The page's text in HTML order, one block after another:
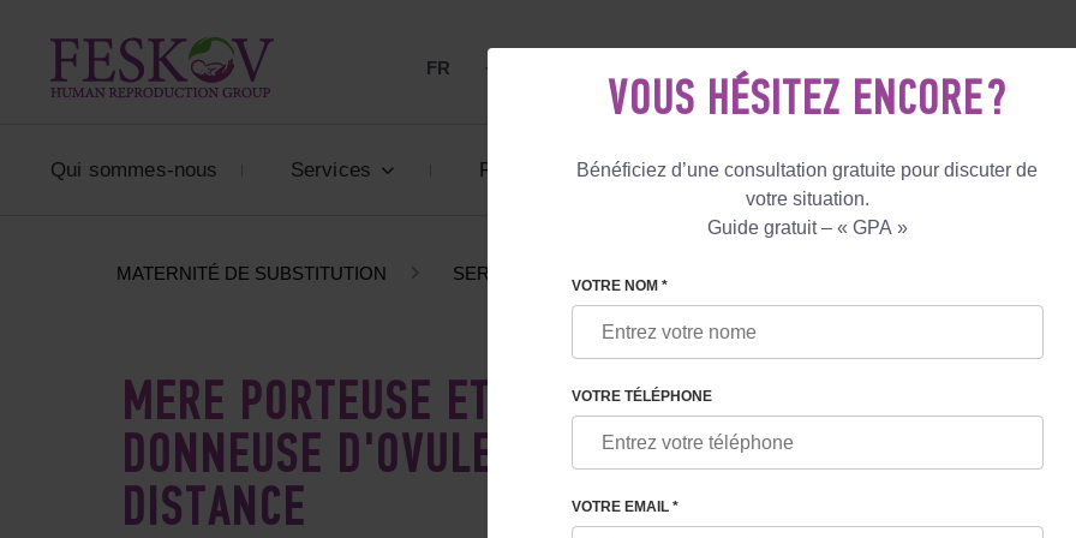
FR +33 805 081 801 +447587761507
Qui sommes-nous Services Prix Avis Le blog Programmes
MATERNITÉ DE SUBSTITUTION SERVICES MÈRE PORTEUSE ET D'UNE DONNEUSE D'OVULES
MÈRE PORTEUSE ET D'UNE
DONNEUSE D'OVULES À
DISTANCE
VOUS HÉSITEZ ENCORE ?
Bénéficiez d’une consultation gratuite pour discuter de
votre situation.
Guide gratuit – « GPA »
VOTRE NOM *
VOTRE TÉLÉPHONE
VOTRE EMAIL *